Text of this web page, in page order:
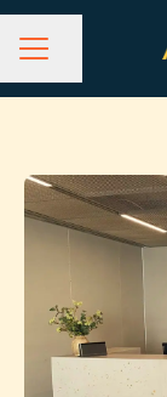
KARRIÄRMENY
Dela sidan